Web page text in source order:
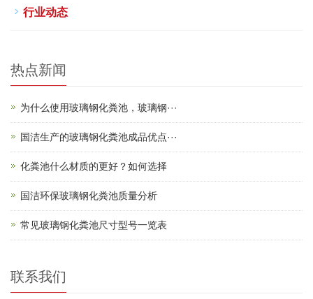
行业动态
热点新闻
为什么使用玻璃钢化粪池，玻璃钢···
国洁生产的玻璃钢化粪池成品优点···
化粪池什么材质的更好？如何选择
国洁环保玻璃钢化粪池质量分析
常见玻璃钢化粪池尺寸型号一览表
联系我们